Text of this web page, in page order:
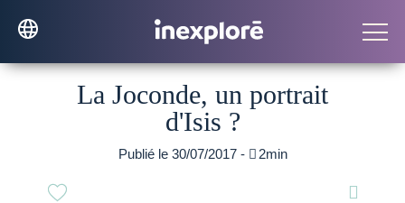
La Joconde, un portrait
d'Isis ?
Publié le 30/07/2017 -  2min
